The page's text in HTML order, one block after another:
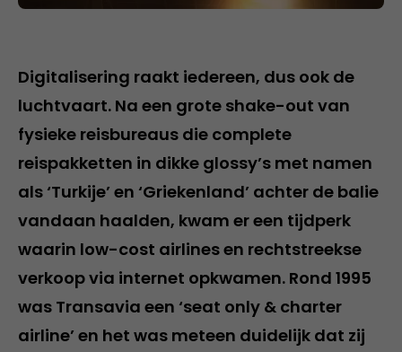
Digitalisering raakt iedereen, dus ook de
luchtvaart. Na een grote shake-out van
fysieke reisbureaus die complete
reispakketten in dikke glossy’s met namen
als ‘Turkije’ en ‘Griekenland’ achter de balie
vandaan haalden, kwam er een tijdperk
waarin low-cost airlines en rechtstreekse
verkoop via internet opkwamen. Rond 1995
was Transavia een ‘seat only & charter
airline’ en het was meteen duidelijk dat zij